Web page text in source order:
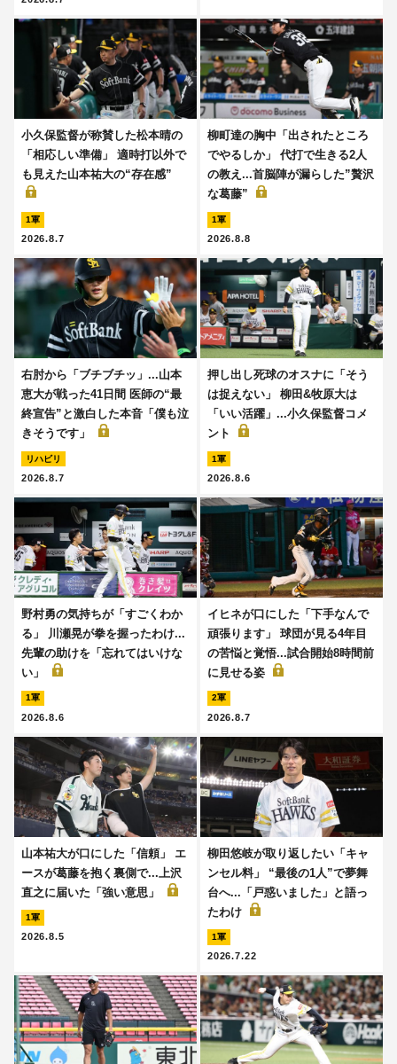
小久保監督が称賛した松本晴の
「相応しい準備」 適時打以外で
も見えた山本祐大の“存在感”
1軍
2026.8.7
柳町達の胸中「出されたところ
でやるしか」 代打で生きる2人
の教え...首脳陣が漏らした”贅沢
な葛藤”
1軍
2026.8.8
右肘から「ブチブチッ」...山本
恵大が戦った41日間 医師の“最
終宣告”と激白した本音「僕も泣
きそうです」
リハビリ
2026.8.7
押し出し死球のオスナに「そう
は捉えない」 柳田&牧原大は
「いい活躍」...小久保監督コメ
ント
1軍
2026.8.6
野村勇の気持ちが「すごくわか
る」 川瀬晃が拳を握ったわけ...
先輩の助けを「忘れてはいけな
い」
1軍
2026.8.6
イヒネが口にした「下手なんで
頑張ります」 球団が見る4年目
の苦悩と覚悟...試合開始8時間前
に見せる姿
2軍
2026.8.7
山本祐大が口にした「信頼」 エ
ースが葛藤を抱く裏側で...上沢
直之に届いた「強い意思」
1軍
2026.8.5
柳田悠岐が取り返したい「キャ
ンセル料」 “最後の1人”で夢舞
台へ...「戸惑いました」と語っ
たわけ
1軍
2026.7.22